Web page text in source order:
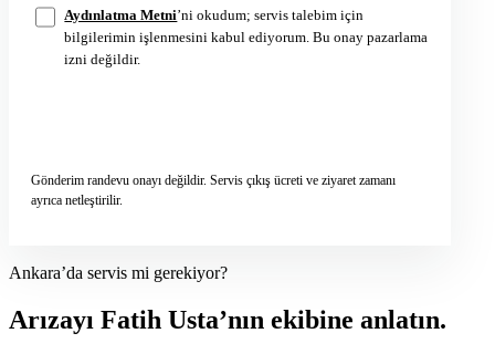
Aydınlatma Metni’ni okudum; servis talebim için
bilgilerimin işlenmesini kabul ediyorum. Bu onay pazarlama
izni değildir.
Gönderim randevu onayı değildir. Servis çıkış ücreti ve ziyaret zamanı
ayrıca netleştirilir.
Ankara’da servis mi gerekiyor?
Arızayı Fatih Usta’nın ekibine anlatın.